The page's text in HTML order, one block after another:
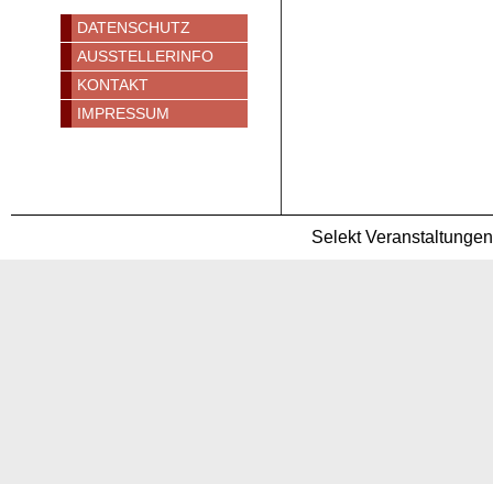
DATENSCHUTZ
AUSSTELLERINFO
KONTAKT
IMPRESSUM
Selekt